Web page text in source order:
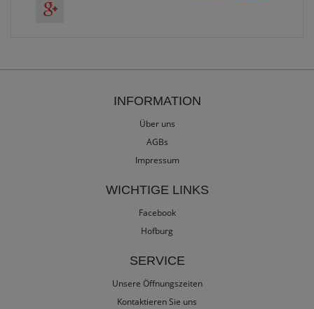
INFORMATION
Über uns
AGBs
Impressum
WICHTIGE LINKS
Facebook
Hofburg
SERVICE
Unsere Öffnungszeiten
Kontaktieren Sie uns